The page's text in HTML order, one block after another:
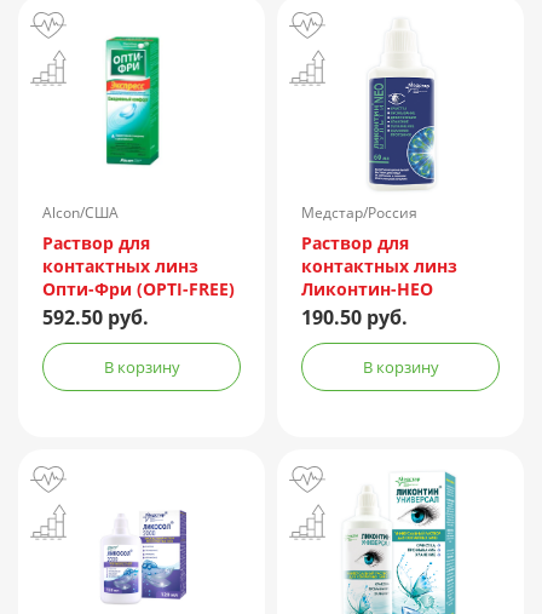
Alcon/США
Раствор для
контактных линз
Опти-Фри (OPTI-FREE)
Express 355мл +
контейнер
592.50 руб.
В корзину
Медстар/Россия
Раствор для
контактных линз
Ликонтин-НЕО
Мульти 60мл
190.50 руб.
В корзину